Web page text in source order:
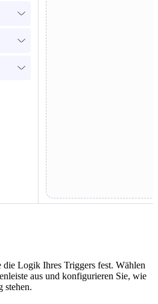
Logik Ihres Triggers fest. Wählen
aus und konfigurieren Sie, wie
stehen.